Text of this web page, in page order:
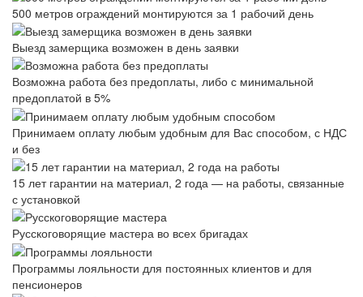
500 метров ограждений монтируются за 1 рабочий день
Выезд замерщика возможен в день заявки
Возможна работа без предоплаты, либо с минимальной
предоплатой в 5%
Принимаем оплату любым удобным для Вас способом, с НДС
и без
15 лет гарантии на материал, 2 года — на работы, связанные
с установкой
Русскоговорящие мастера во всех бригадах
Программы лояльности для постоянных клиентов и для
пенсионеров